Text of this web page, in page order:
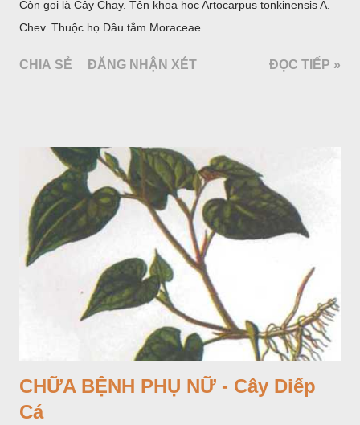
Còn gọi là Cây Chay. Tên khoa học Artocarpus tonkinensis A.
Chev. Thuộc họ Dâu tằm Moraceae.
CHIA SẺ ĐĂNG NHẬN XÉT ĐỌC TIẾP »
CHỮA BỆNH PHỤ NỮ - Cây Diếp
Cá